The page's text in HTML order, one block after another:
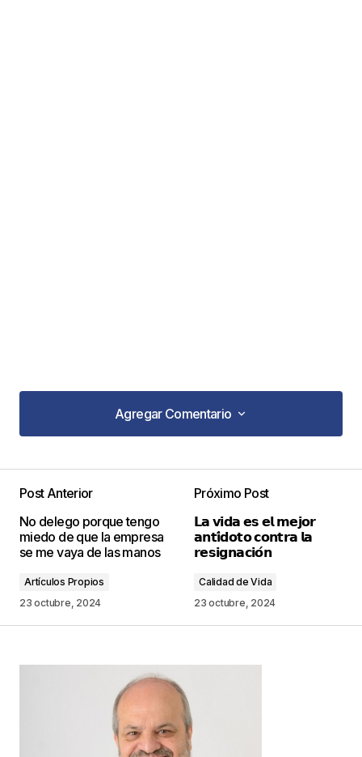
Agregar Comentario
Agregar Comentario
publicada. Los campos obligatorios están
marcados con*
Comentario
*
Post Anterior
No delego porque tengo
miedo de que la empresa
se me vaya de las manos
Artículos Propios
23 octubre, 2024
Próximo Post
𝗟𝗮 𝘃𝗶𝗱𝗮 𝗲𝘀 𝗲𝗹 𝗺𝗲𝗷𝗼𝗿
𝗮𝗻𝘁𝗶́𝗱𝗼𝘁𝗼 𝗰𝗼𝗻𝘁𝗿𝗮 𝗹𝗮
𝗿𝗲𝘀𝗶𝗴𝗻𝗮𝗰𝗶𝗼́𝗻
Calidad de Vida
23 octubre, 2024